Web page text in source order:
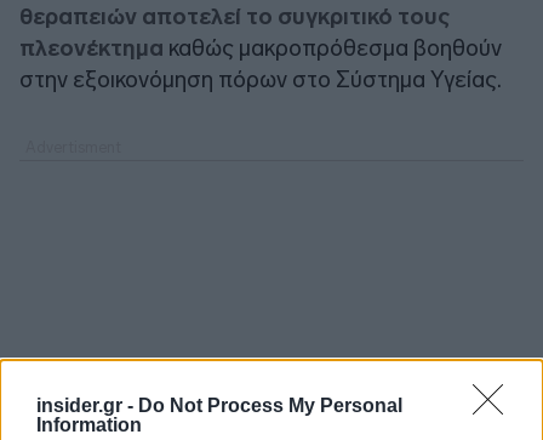
insider.gr - Do Not Process My Personal
Information
θεραπειών αποτελεί το συγκριτικό τους
πλεονέκτημα καθώς μακροπρόθεσμα βοηθούν
στην εξοικονόμηση πόρων στο Σύστημα Υγείας.